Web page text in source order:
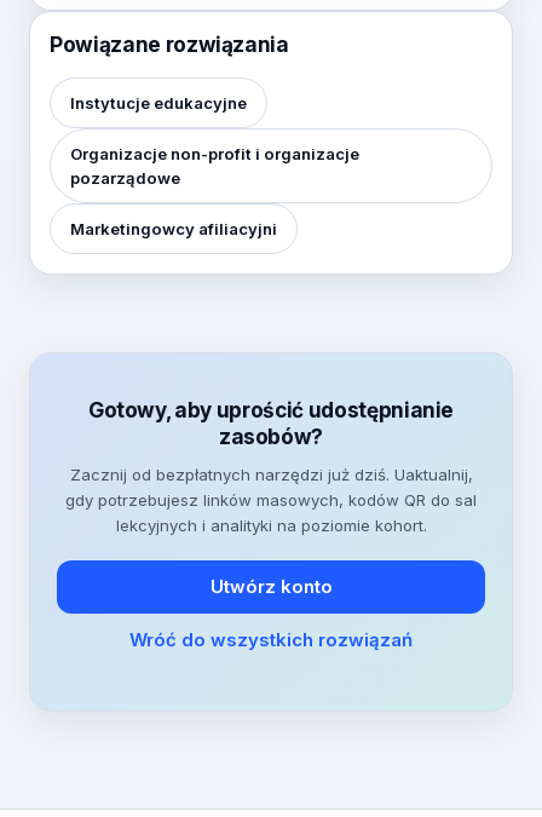
Powiązane rozwiązania
Instytucje edukacyjne
Organizacje non-profit i organizacje
pozarządowe
Marketingowcy afiliacyjni
Gotowy, aby uprościć udostępnianie
zasobów?
Zacznij od bezpłatnych narzędzi już dziś. Uaktualnij,
gdy potrzebujesz linków masowych, kodów QR do sal
lekcyjnych i analityki na poziomie kohort.
Utwórz konto
Wróć do wszystkich rozwiązań